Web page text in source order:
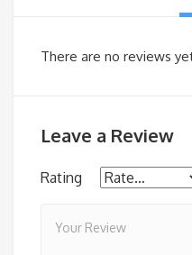
There are no reviews
Leave a Review
Rating